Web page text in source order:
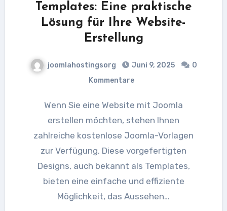
Templates: Eine praktische
Lösung für Ihre Website-
Erstellung
joomlahostingsorg Juni 9, 2025
0
Kommentare
Wenn Sie eine Website mit Joomla
erstellen möchten, stehen Ihnen
zahlreiche kostenlose Joomla-Vorlagen
zur Verfügung. Diese vorgefertigten
Designs, auch bekannt als Templates,
bieten eine einfache und effiziente
Möglichkeit, das Aussehen…